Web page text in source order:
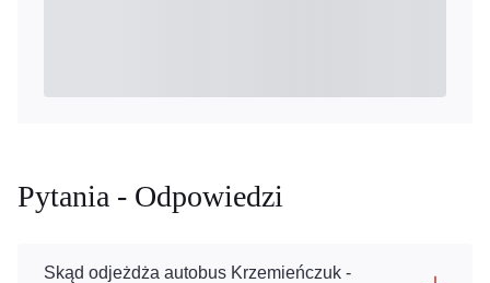
Pytania - Odpowiedzi
Skąd odjeżdża autobus Krzemieńczuk -